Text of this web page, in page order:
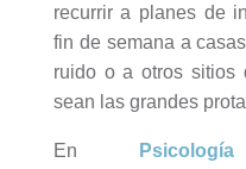
recurrir a planes de
fin de semana a
ruido o a otros sitios
sean las grandes
En